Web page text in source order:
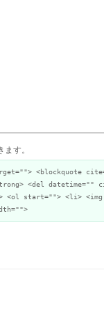
す。
<blockquote
<del datetime=""
<ol start=""> <li>